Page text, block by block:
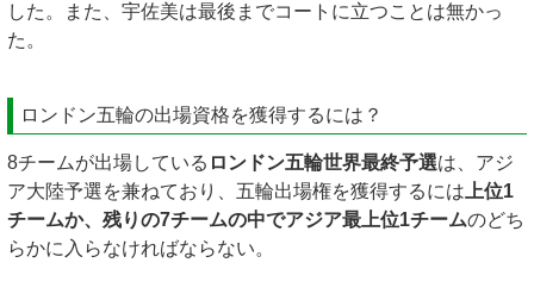
した。また、宇佐美は最後までコートに立つことは無かっ
た。
ロンドン五輪の出場資格を獲得するには？
8チームが出場している ロンドン五輪世界最終予選は、アジ
ア大陸予選を兼ねており、五輪出場権を獲得するには 上位1
チームか、残りの7チームの中でアジア最上位1チームのどち
らかに入らなければならない。